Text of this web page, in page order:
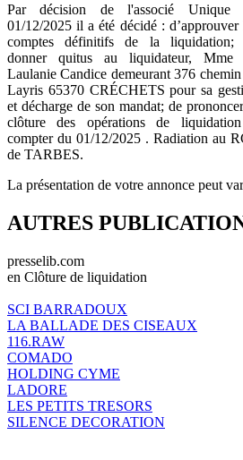
Par décision de l'associé Unique
01/12/2025 il a été décidé : d’approuver
comptes définitifs de la liquidation;
donner quitus au liquidateur, Mme
Laulanie Candice demeurant 376
Layris 65370 CRÉCHETS pour sa
et décharge de son mandat; de
clôture des opérations de
compter du 01/12/2025 . Radiation au
de TARBES.
La présentation de votre annonce peut
AUTRES
presselib.com
en Clôture de liquidation
SCI BARRADOUX
LA BALLADE DES CISEAUX
116.RAW
COMADO
HOLDING CYME
LADORE
LES PETITS TRESORS
SILENCE DECORATION